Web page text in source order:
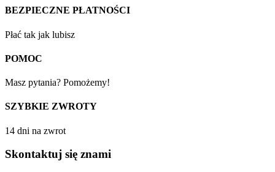
BEZPIECZNE PŁATNOŚCI
Płać tak jak lubisz
POMOC
Masz pytania? Pomożemy!
SZYBKIE ZWROTY
14 dni na zwrot
Skontaktuj się znami